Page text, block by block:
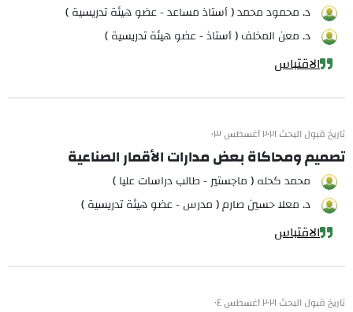
د. محمود محمد ( أستاذ مساعد - عضو هيئة تدريسية )
د. معن المخلف ( أستاذ - عضو هيئة تدريسية )
الاقتباس
تاريخ قبول البحث ٢٠٢١ أغسطس ٠٣
تصميم ومحاكاة بعض مدارات الأقمار الصناعية
محمد كحله ( ماجستير - طالب دراسات عليا )
د. معلا حسين صارم ( مدرس - عضو هيئة تدريسية )
الاقتباس
تاريخ قبول البحث ٢٠٢١ أغسطس ٠٤